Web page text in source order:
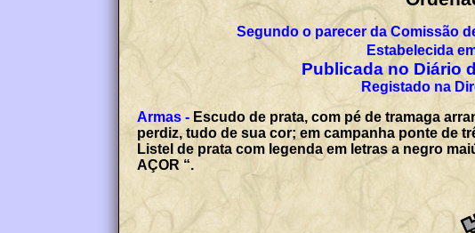
Segundo o parecer da Comissão
Estabelecida
Publicada no Diário
Registado na
Armas - Escudo de prata, com pé de tramaga
perdiz, tudo de sua cor; em campanha ponte de
Listel de prata com legenda em letras a negro
AÇOR “.